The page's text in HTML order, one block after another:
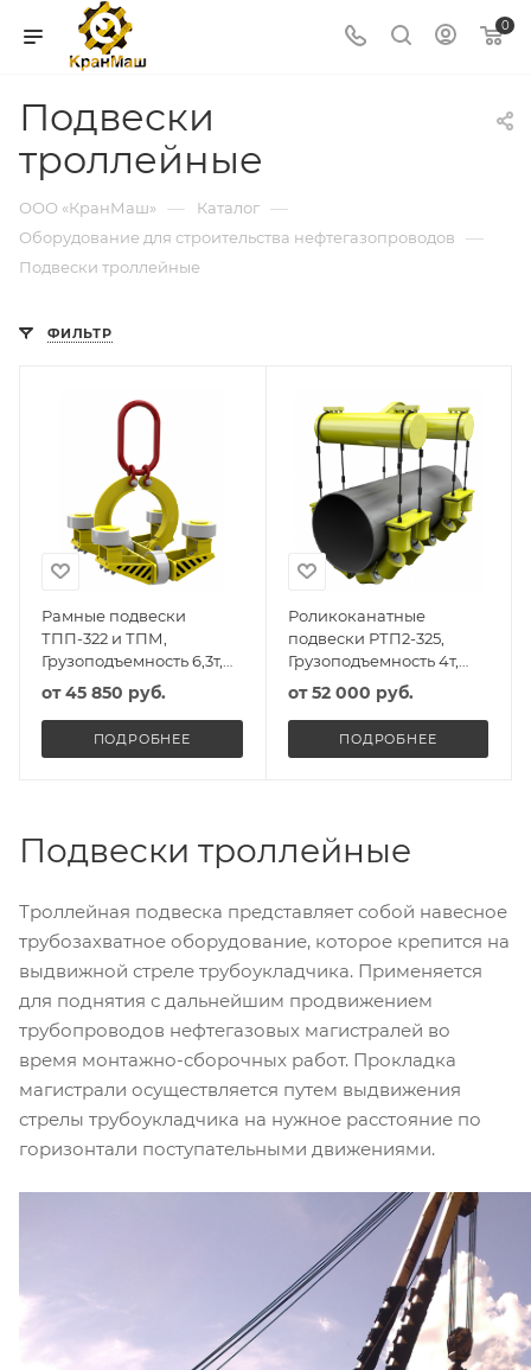
0
Подвески
троллейные
ООО «КранМаш» — Каталог —
Оборудование для строительства нефтегазопроводов —
Подвески троллейные
ФИЛЬТР
Рамные подвески
ТПП-322 и ТПМ,
Грузоподъемность 6,3т,
Масса 280кг
от45 850 руб.
ПОДРОБНЕЕ
Роликоканатные
подвески РТП2-325,
Грузоподъемность 4т,
Масса 20,5кг
от52 000 руб.
ПОДРОБНЕЕ
Подвески троллейные
Троллейная подвеска представляет собой навесное
трубозахватное оборудование, которое крепится на
выдвижной стреле трубоукладчика. Применяется
для поднятия с дальнейшим продвижением
трубопроводов нефтегазовых магистралей во
время монтажно-сборочных работ. Прокладка
магистрали осуществляется путем выдвижения
стрелы трубоукладчика на нужное расстояние по
горизонтали поступательными движениями.